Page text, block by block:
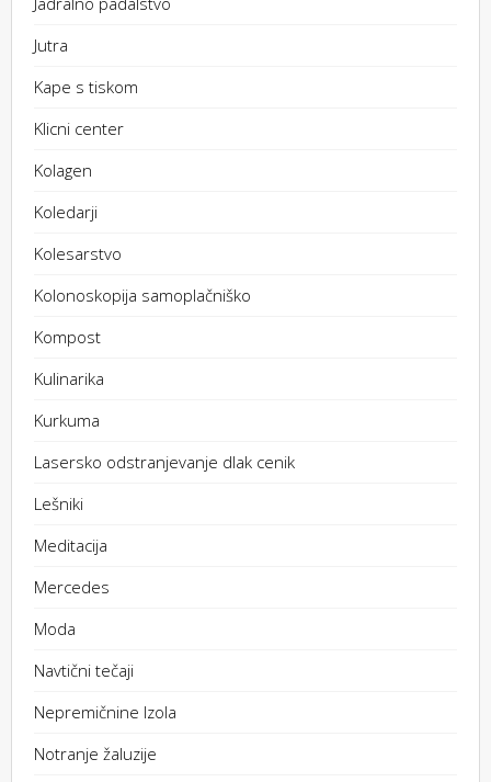
Jutra
Kape s tiskom
Klicni center
Kolagen
Koledarji
Kolesarstvo
Kolonoskopija samoplačniško
Kompost
Kulinarika
Kurkuma
Lasersko odstranjevanje dlak cenik
Lešniki
Meditacija
Mercedes
Moda
Navtični tečaji
Nepremičnine Izola
Notranje žaluzije